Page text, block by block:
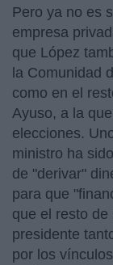
Pero ya no es
empresa
que López
la Comunidad
como en el
Ayuso, a la
elecciones.
ministro ha
de "derivar"
para que
que el resto
presidente
por los